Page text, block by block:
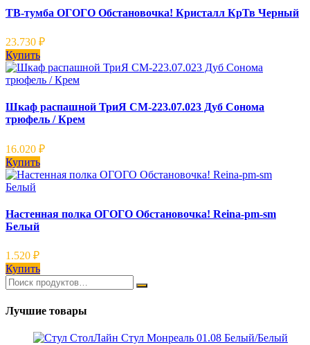
ТВ-тумба ОГОГО Обстановочка! Кристалл КрТв Черный
23.730 ₽
Купить
Шкаф распашной ТриЯ СМ-223.07.023 Дуб Сонома
трюфель / Крем
16.020 ₽
Купить
Настенная полка ОГОГО Обстановочка! Reina-pm-sm
Белый
1.520 ₽
Купить
Лучшие товары